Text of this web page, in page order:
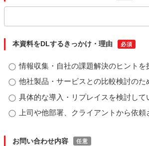
本資料をDLするきっかけ・理由
情報収集・自社の課題解決のヒントを
他社製品・サービスとの比較検討のた
具体的な導入・リプレイスを検討して
上司や他部署、クライアントから依頼
お問い合わせ内容